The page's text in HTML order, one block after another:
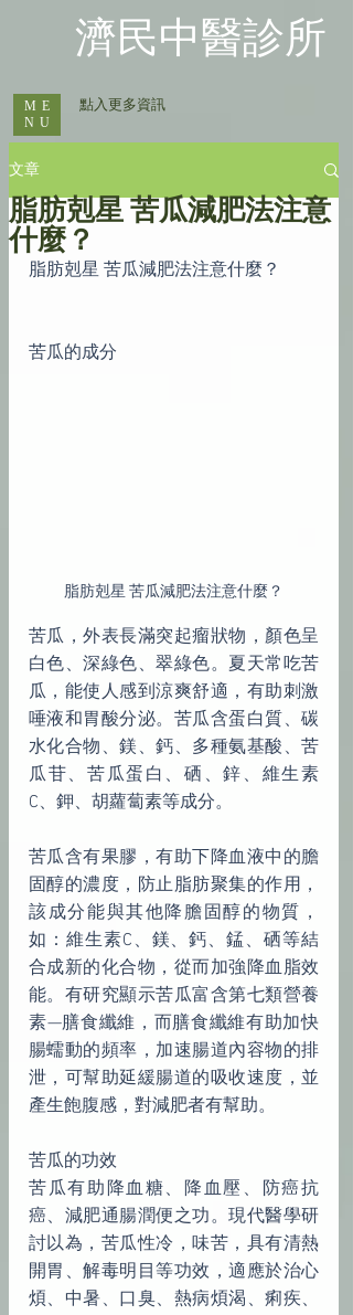
​濟民中醫診所
ME
NU
​ 點入更多資訊
文章
脂肪剋星 苦瓜減肥法注意
什麼？
脂肪剋星 苦瓜減肥法注意什麼？
苦瓜的成分
脂肪剋星 苦瓜減肥法注意什麼？
苦瓜，外表長滿突起瘤狀物，顏色呈
白色、深綠色、翠綠色。夏天常吃苦
瓜，能使人感到涼爽舒適，有助刺激
唾液和胃酸分泌。苦瓜含蛋白質、碳
水化合物、鎂、鈣、多種氨基酸、苦
瓜苷、苦瓜蛋白、硒、鋅、維生素
C、鉀、胡蘿蔔素等成分。
苦瓜含有果膠，有助下降血液中的膽
固醇的濃度，防止脂肪聚集的作用，
該成分能與其他降膽固醇的物質，
如：維生素C、鎂、鈣、錳、硒等結
合成新的化合物，從而加強降血脂效
能。有研究顯示苦瓜富含第七類營養
素—膳食纖維，而膳食纖維有助加快
腸蠕動的頻率，加速腸道內容物的排
泄，可幫助延緩腸道的吸收速度，並
產生飽腹感，對減肥者有幫助。
苦瓜的功效
苦瓜有助降血糖、降血壓、防癌抗
癌、減肥通腸潤便之功。現代醫學研
討以為，苦瓜性冷，味苦，具有清熱
開胃、解毒明目等功效，適應於治心
煩、中暑、口臭、熱病煩渴、痢疾、